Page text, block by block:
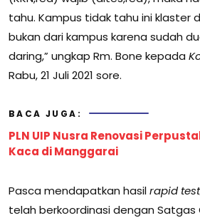
tahu. Kampus tidak tahu ini klaster
bukan dari kampus karena sudah
daring,” ungkap Rm. Bone kepada
Rabu, 21 Juli 2021 sore.
BACA JUGA:
PLN UIP Nusra Renovasi
Kaca di Manggarai
Pasca mendapatkan hasilrapid test
telah berkoordinasi dengan Satgas